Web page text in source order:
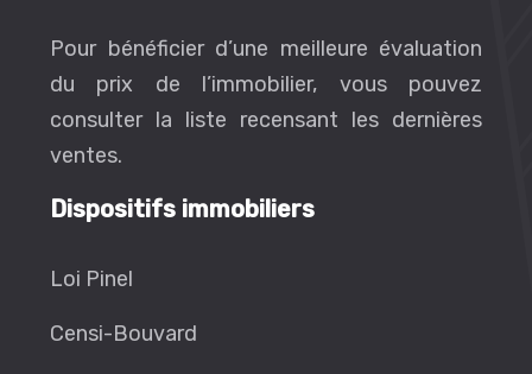
Pour bénéficier d’une meilleure évaluation
du prix de l’immobilier, vous pouvez
consulter la liste recensant les dernières
ventes.
Dispositifs immobiliers
Loi Pinel
Censi-Bouvard